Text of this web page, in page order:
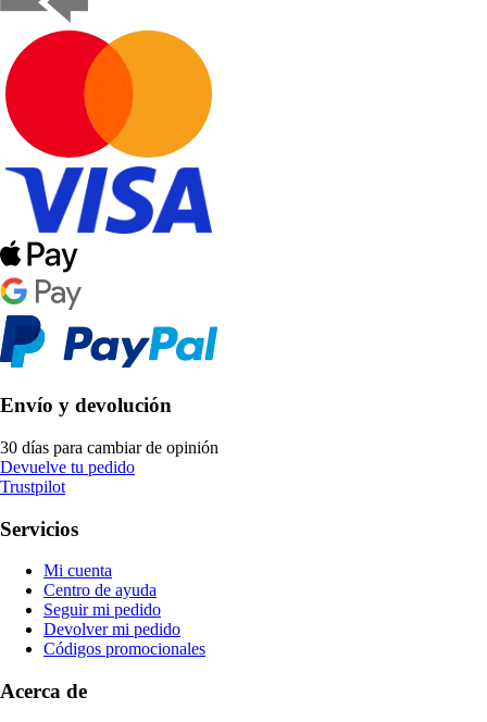
Envío y devolución
30 días para cambiar de opinión
Devuelve tu pedido
Trustpilot
Servicios
Mi cuenta
Centro de ayuda
Seguir mi pedido
Devolver mi pedido
Códigos promocionales
Acerca de